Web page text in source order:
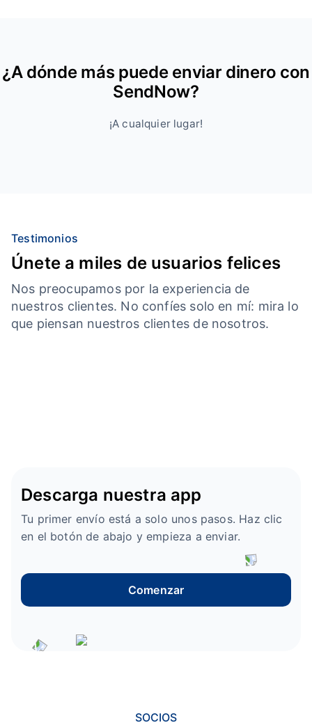
¿A dónde más puede enviar dinero con
SendNow?
¡A cualquier lugar!
Testimonios
Únete a miles de usuarios felices
Nos preocupamos por la experiencia de
nuestros clientes. No confíes solo en mí: mira lo
que piensan nuestros clientes de nosotros.
Descarga nuestra app
Tu primer envío está a solo unos pasos. Haz clic
en el botón de abajo y empieza a enviar.
Comenzar
SOCIOS